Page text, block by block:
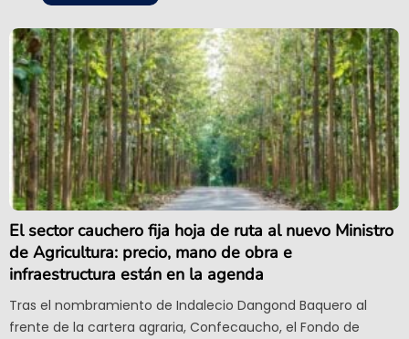
El sector cauchero fija hoja de ruta al nuevo Ministro
de Agricultura: precio, mano de obra e
infraestructura están en la agenda
Tras el nombramiento de Indalecio Dangond Baquero al
frente de la cartera agraria, Confecaucho, el Fondo de